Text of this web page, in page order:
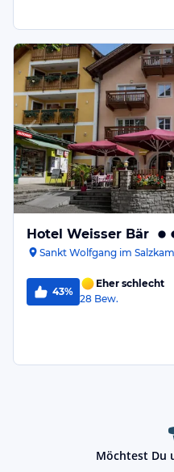
Hotel Weisser Bär
Sankt Wolfgang im
43%
Eher schlecht
28 Bew.
Möchtest Du